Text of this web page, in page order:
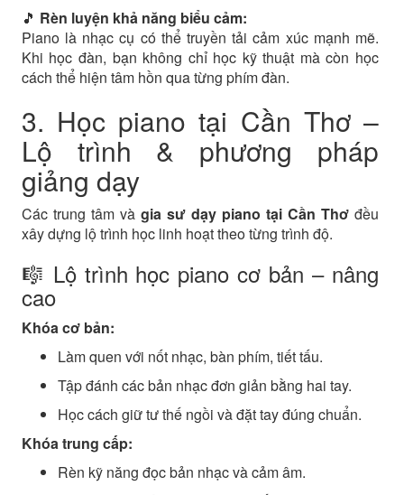
🎵 Rèn luyện khả năng biểu cảm:
Piano là nhạc cụ có thể truyền tải cảm xúc mạnh mẽ.
Khi học đàn, bạn không chỉ học kỹ thuật mà còn học
cách thể hiện tâm hồn qua từng phím đàn.
3. Học piano tại Cần Thơ –
Lộ trình & phương pháp
giảng dạy
Các trung tâm và gia sư dạy piano tại Cần Thơđều
xây dựng lộ trình học linh hoạt theo từng trình độ.
🎼 Lộ trình học piano cơ bản – nâng
cao
Khóa cơ bản:
Làm quen với nốt nhạc, bàn phím, tiết tấu.
Tập đánh các bản nhạc đơn giản bằng hai tay.
Học cách giữ tư thế ngồi và đặt tay đúng chuẩn.
Khóa trung cấp:
Rèn kỹ năng đọc bản nhạc và cảm âm.